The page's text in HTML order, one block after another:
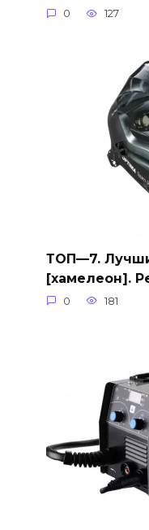
0 127
ТОП—7.
[хамелеон].
0 181